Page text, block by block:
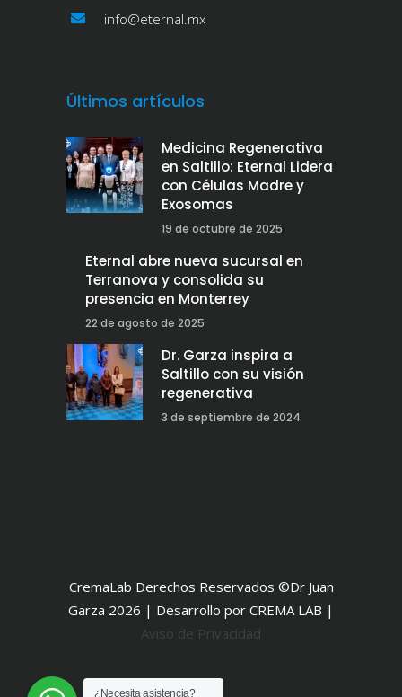
info@eternal.mx
Últimos artículos
Medicina Regenerativa
en Saltillo: Eternal Lidera
con Células Madre y
Exosomas
19 de octubre de 2025
Eternal abre nueva sucursal en
Terranova y consolida su
presencia en Monterrey
22 de agosto de 2025
Dr. Garza inspira a
Saltillo con su visión
regenerativa
3 de septiembre de 2024
CremaLab Derechos Reservados ©Dr Juan
Garza 2026 | Desarrollo por CREMA LAB |
Aviso de Privacidad
¿Necesita asistencia?